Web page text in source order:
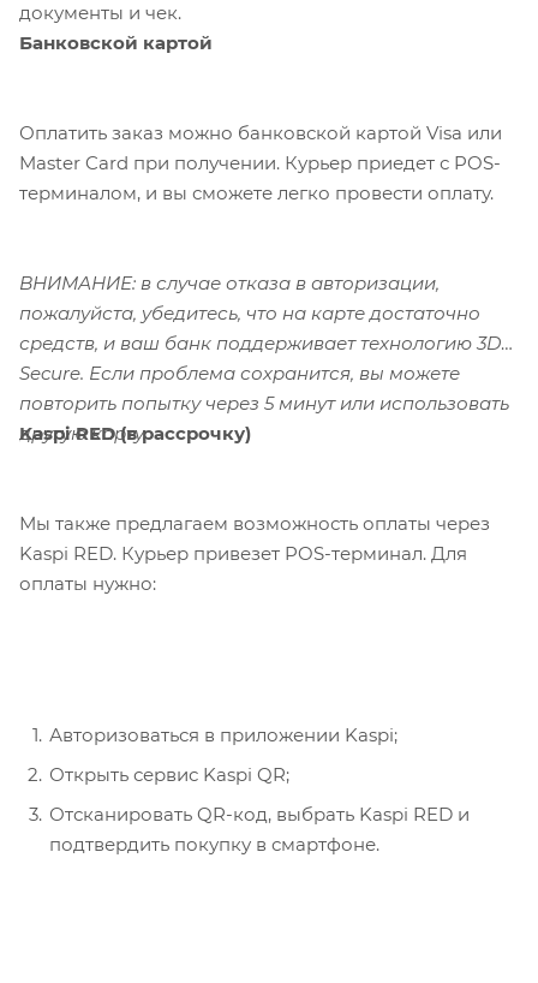
документы и чек.
Банковской картой
Оплатить заказ можно банковской картой Visa или
Master Card при получении. Курьер приедет с POS-
терминалом, и вы сможете легко провести оплату.
ВНИМАНИЕ: в случае отказа в авторизации,
пожалуйста, убедитесь, что на карте достаточно
средств, и ваш банк поддерживает технологию 3D-
Secure. Если проблема сохранится, вы можете
повторить попытку через 5 минут или использовать
другую карту.
Kaspi RED (в рассрочку)
Мы также предлагаем возможность оплаты через
Kaspi RED. Курьер привезет POS-терминал. Для
оплаты нужно:
Авторизоваться в приложении Kaspi;
Открыть сервис Kaspi QR;
Отсканировать QR-код, выбрать Kaspi RED и
подтвердить покупку в смартфоне.